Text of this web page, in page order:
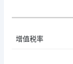
增值税率